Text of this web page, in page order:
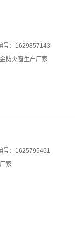
号：1629857143
防火窗生产厂家
号：1625795461
家